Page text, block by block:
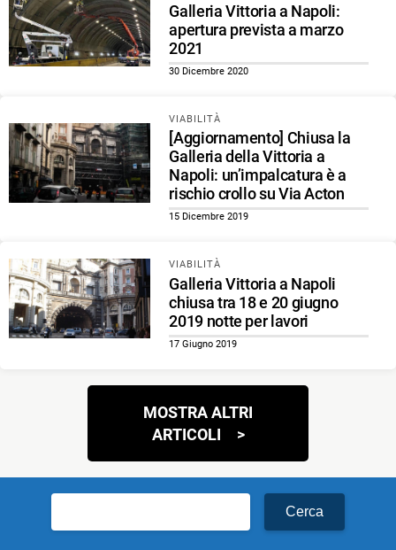
Galleria Vittoria a Napoli:
apertura prevista a marzo
2021
30 Dicembre 2020
VIABILITÀ
[Aggiornamento] Chiusa la
Galleria della Vittoria a
Napoli: un’impalcatura è a
rischio crollo su Via Acton
15 Dicembre 2019
VIABILITÀ
Galleria Vittoria a Napoli
chiusa tra 18 e 20 giugno
2019 notte per lavori
17 Giugno 2019
Navigazione
articoli
MOSTRA ALTRI
ARTICOLI
per: